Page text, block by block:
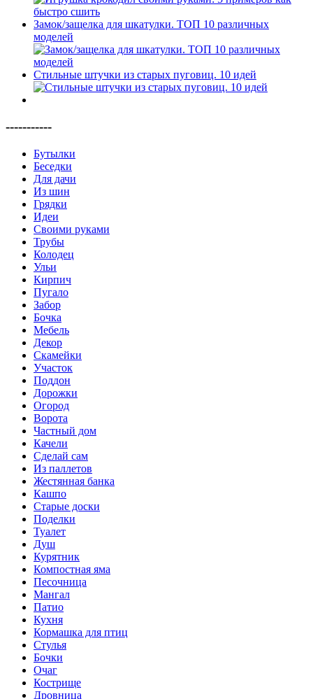
Замок/защелка для шкатулки. ТОП 10 различных
моделей
Стильные штучки из старых пуговиц. 10 идей
-----------
Бутылки
Беседки
Для дачи
Из шин
Грядки
Идеи
Своими руками
Трубы
Колодец
Ульи
Кирпич
Пугало
Забор
Бочка
Мебель
Декор
Скамейки
Участок
Поддон
Дорожки
Огород
Ворота
Частный дом
Качели
Сделай сам
Из паллетов
Жестянная банка
Кашпо
Старые доски
Поделки
Туалет
Душ
Курятник
Компостная яма
Песочница
Мангал
Патио
Кухня
Кормашка для птиц
Стулья
Бочки
Очаг
Кострище
Дровница